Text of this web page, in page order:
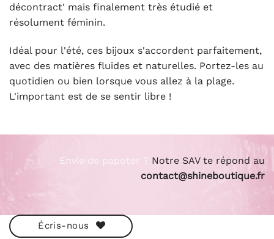
décontract' mais finalement très étudié et
résolument féminin.
Idéal pour l'été, ces bijoux s'accordent parfaitement,
avec des matières fluides et naturelles. Portez-les au
quotidien ou bien lorsque vous allez à la plage.
L'important est de se sentir libre !
Envie de papoter ? Notre SAV te répond au
contact@shineboutique.fr
Écris-nous